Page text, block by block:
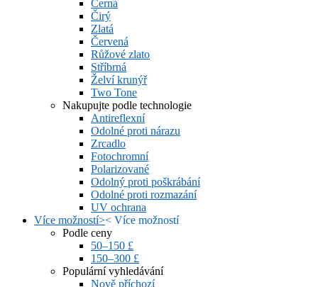
Černá
Čirý
Zlatá
Červená
Růžové zlato
Stříbrná
Želví krunýř
Two Tone
Nakupujte podle technologie
Antireflexní
Odolné proti nárazu
Zrcadlo
Fotochromní
Polarizované
Odolný proti poškrábání
Odolné proti rozmazání
UV ochrana
Více možností>< Více možností
Podle ceny
50–150 £
150–300 £
Populární vyhledávání
Nově příchozí